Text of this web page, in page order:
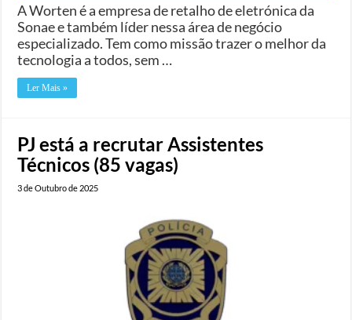
A Worten é a empresa de retalho de eletrónica da
Sonae e também líder nessa área de negócio
especializado. Tem como missão trazer o melhor da
tecnologia a todos, sem …
Ler Mais »
PJ está a recrutar Assistentes
Técnicos (85 vagas)
3 de Outubro de 2025